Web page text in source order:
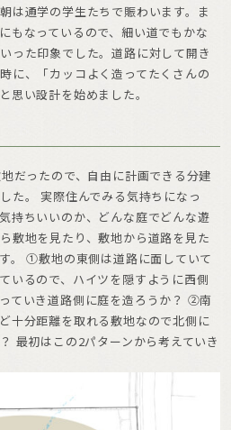
は通学の学生たちで賑わいます。ま
もなっているので、細い道でもかな
った印象でした。道路に対して開き
に、「カッコよく造ってたくさんの
思い設計を始めました。
だったので、自由に計画できる分建
た。 実際住んでみる気持ちになっ
持ちいいのか、どんな庭でどんな遊
敷地を見たり、敷地から道路を見た
。 ①敷地の東側は道路に面していて
いるので、ハイツを隠すように西側
ていき道路側に庭を造ろうか？ ②南
十分距離を取れる敷地なので北側に
最初はこの2パターンから考えていき